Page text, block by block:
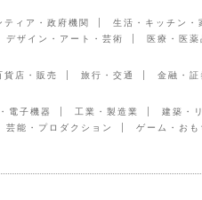
ティア・政府機関 生活・キッチン・
デザイン・アート・芸術 医療・医薬
貨店・販売 旅行・交通 金融・証
電子機器 工業・製造業 建築・
芸能・プロダクション ゲーム・おも